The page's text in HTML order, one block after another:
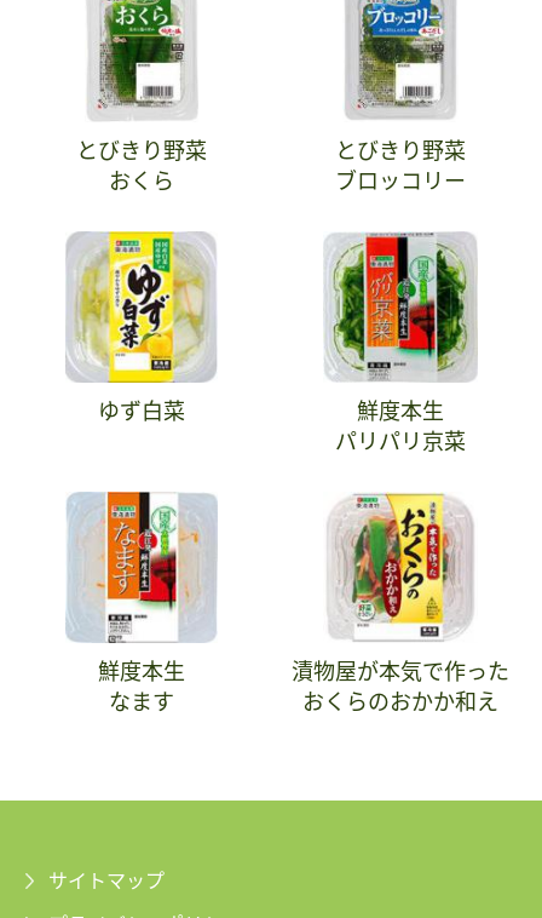
とびきり野菜
おくら
とびきり野菜
ブロッコリー
ゆず白菜
鮮度本生
パリパリ京菜
鮮度本生
なます
漬物屋が本気で作った
おくらのおかか和え
サイトマップ